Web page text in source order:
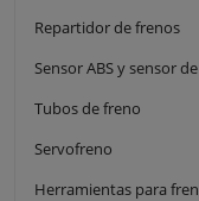
Repartidor de frenos
Sensor ABS y sensor
Tubos de freno
Servofreno
Herramientas para